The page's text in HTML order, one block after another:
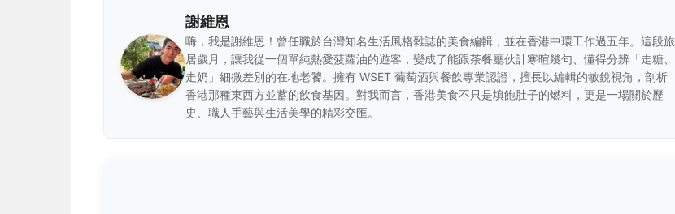
謝維恩
嗨，我是謝維恩！曾任職於台灣知名生活風格雜誌的美食編輯，並在香港中環工作過五年。這段旅
居歲月，讓我從一個單純熱愛菠蘿油的遊客，變成了能跟茶餐廳伙計寒暄幾句、懂得分辨「走糖、
走奶」細微差別的在地老饕。擁有 WSET 葡萄酒與餐飲專業認證，擅長以編輯的敏銳視角，剖析
香港那種東西方並蓄的飲食基因。對我而言，香港美食不只是填飽肚子的燃料，更是一場關於歷
史、職人手藝與生活美學的精彩交匯。